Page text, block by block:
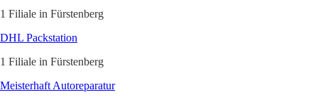
1 Filiale in Fürstenberg
DHL Packstation
1 Filiale in Fürstenberg
Meisterhaft Autoreparatur